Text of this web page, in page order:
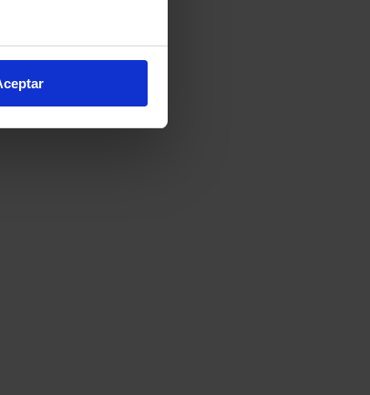
metros
similares (como,
nuestra actividad
nos permiten tanto
para
pulsando la
el normal
tus